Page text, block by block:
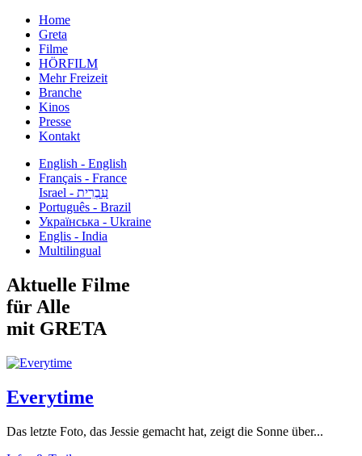
Home
Greta
Filme
HÖRFILM
Mehr Freizeit
Branche
Kinos
Presse
Kontakt
English - English
Français - France
עִבְרִית - Israel
Português - Brazil
Українська - Ukraine
Englis - India
Multilingual
Aktuelle Filme
für Alle
mit GRETA
Everytime
Das letzte Foto, das Jessie gemacht hat, zeigt die Sonne über...